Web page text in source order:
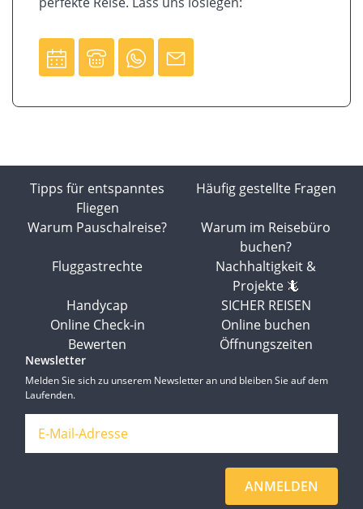
Tipps für entspanntes
Fliegen
Häufig gestellte Fragen
Warum Pauschalreise?
Warum im Reisebüro
buchen?
Fluggastrechte
Nachhaltigkeit &
Projekte 🦎
Handycap
SICHER REISEN
Online Check-in
Online buchen
Bewerten
Öffnungszeiten
Newsletter
Melden Sie sich zu unserem Newsletter an und bleiben Sie auf dem
Laufenden.
ANMELDEN